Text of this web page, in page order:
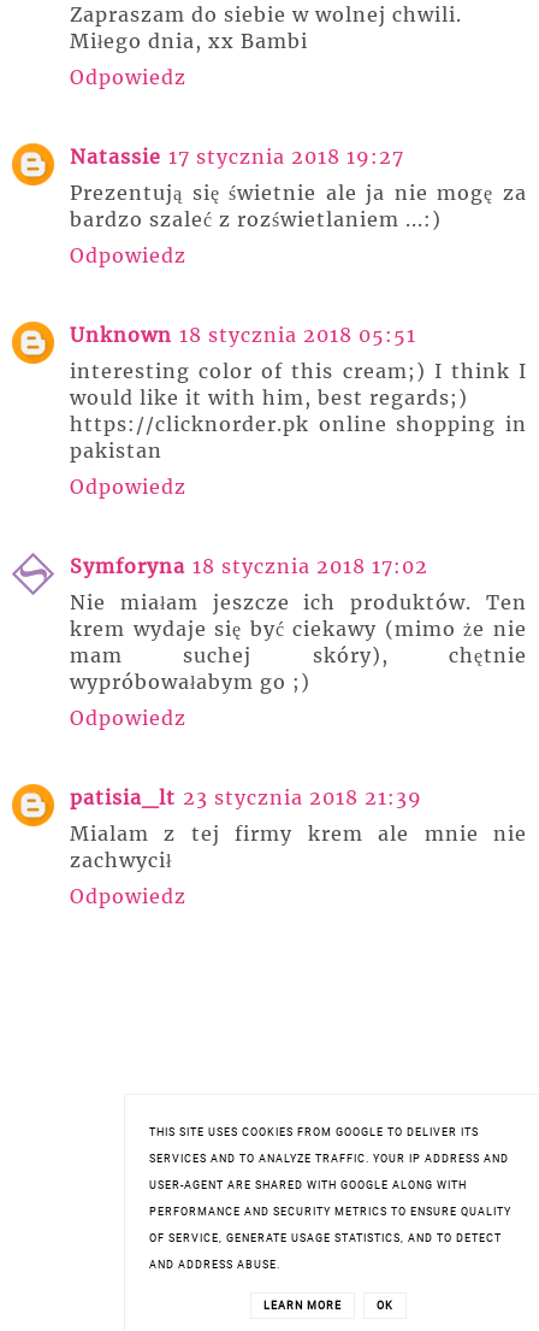
Zapraszam do siebie w wolnej chwili.
Miłego dnia, xx Bambi
Odpowiedz
Natassie 17 stycznia 2018 19:27
Prezentują się świetnie ale ja nie mogę za
bardzo szaleć z rozświetlaniem ...:)
Odpowiedz
Unknown 18 stycznia 2018 05:51
interesting color of this cream;) I think I
would like it with him, best regards;)
https://clicknorder.pk online shopping in
pakistan
Odpowiedz
Symforyna 18 stycznia 2018 17:02
Nie miałam jeszcze ich produktów. Ten
krem wydaje się być ciekawy (mimo że nie
mam suchej skóry), chętnie
wypróbowałabym go ;)
Odpowiedz
patisia_lt 23 stycznia 2018 21:39
Mialam z tej firmy krem ale mnie nie
zachwycił
Odpowiedz
THIS SITE USES COOKIES FROM GOOGLE TO DELIVER ITS
SERVICES AND TO ANALYZE TRAFFIC. YOUR IP ADDRESS AND
USER-AGENT ARE SHARED WITH GOOGLE ALONG WITH
PERFORMANCE AND SECURITY METRICS TO ENSURE QUALITY
OF SERVICE, GENERATE USAGE STATISTICS, AND TO DETECT
AND ADDRESS ABUSE.
LEARN MORE OK